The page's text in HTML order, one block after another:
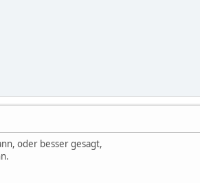
oder besser gesagt,